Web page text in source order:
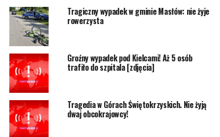
Tragiczny wypadek w gminie Masłów: nie żyje
rowerzysta
Groźny wypadek pod Kielcami! Aż 5 osób
trafiło do szpitala [zdjęcia]
Tragedia w Górach Świętokrzyskich. Nie żyją
dwaj obcokrajowcy!